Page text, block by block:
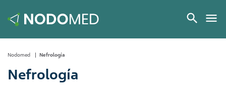
Nodomed Nefrología
Nefrología